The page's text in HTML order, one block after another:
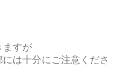
ますが
は十分にご注意くださ